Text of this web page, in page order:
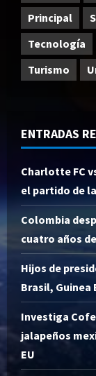
Principal
Tecnología
Turismo
ENTRADAS
Charlotte FC
el partido de
Colombia
cuatro años
Hijos de
Brasil, Guinea
Investiga
jalapeños
EU